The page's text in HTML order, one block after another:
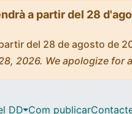
a partir del 28
del 28 de agosto de
2026. We apologize for
DD Com publicar